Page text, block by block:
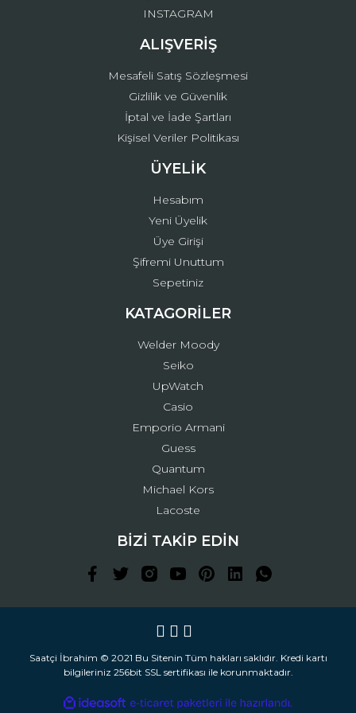
INSTAGRAM
ALIŞVERİŞ
Mesafeli Satış Sözleşmesi
Gizlilik ve Güvenlik
İptal ve İade Şartları
Kişisel Veriler Politikası
ÜYELİK
Hesabım
Yeni Üyelik
Üye Girişi
Şifremi Unuttum
Sepetiniz
KATAGORİLER
Welder Moody
Seiko
UpWatch
Casio
Emporio Armani
Guess
Quantum
Michael Kors
Lacoste
BİZİ TAKİP EDİN
Saatçi İbrahim © 2021 Bu Sitenin Tüm hakları saklıdır. Kredi kartı
bilgileriniz 256bit SSL sertifikası ile korunmaktadır.
ideasoft
e-